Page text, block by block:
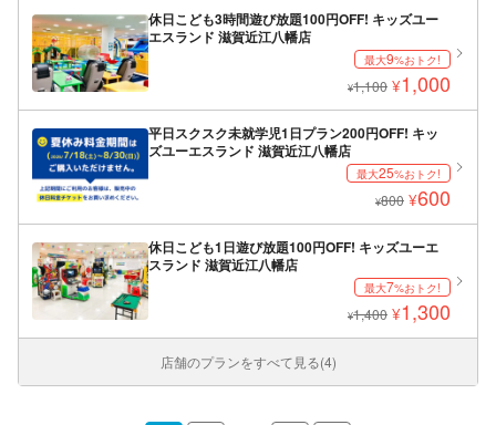
休日こども3時間遊び放題100円OFF! キッズユー
エスランド 滋賀近江八幡店
最大9%おトク!
¥1,100 ¥1,000
平日スクスク未就学児1日プラン200円OFF! キッ
ズユーエスランド 滋賀近江八幡店
最大25%おトク!
¥800 ¥600
休日こども1日遊び放題100円OFF! キッズユーエ
スランド 滋賀近江八幡店
最大7%おトク!
¥1,400 ¥1,300
店舗のプランをすべて見る(4)